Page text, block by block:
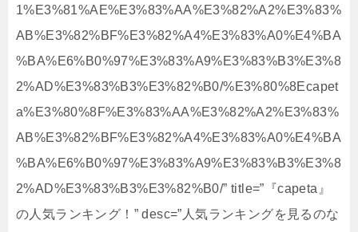
1%E3%81%AE%E3%83%AA%E3%82%A2%E3%83%
AB%E3%82%BF%E3%82%A4%E3%83%A0%E4%BA
%BA%E6%B0%97%E3%83%A9%E3%83%B3%E3%8
2%AD%E3%83%B3%E3%82%B0/%E3%80%8Ecapet
a%E3%80%8F%E3%83%AA%E3%82%A2%E3%83%
AB%E3%82%BF%E3%82%A4%E3%83%A0%E4%BA
%BA%E6%B0%97%E3%83%A9%E3%83%B3%E3%8
2%AD%E3%83%B3%E3%82%B0/” title=”『capeta』
の人気ランキング！” desc=”人気ランキングを見るのな